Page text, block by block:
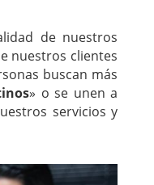
de nuestros
nuestros clientes
buscan más
» o se unen a
servicios y